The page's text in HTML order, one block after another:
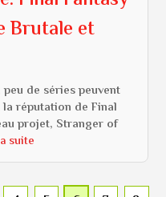
Brutale et
de séries peuvent
réputation de Final
projet, Stranger of
suite